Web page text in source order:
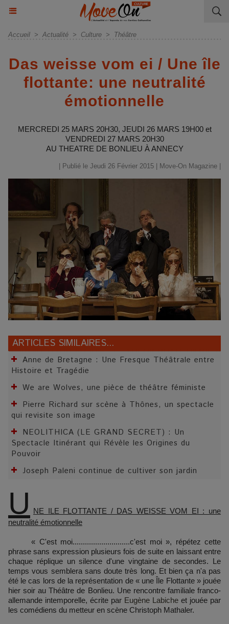
Accueil > Actualité > Culture > Théâtre
Das weisse vom ei / Une île
flottante: une neutralité
émotionnelle
MERCREDI 25 MARS 20H30, JEUDI 26 MARS 19H00 et
VENDREDI 27 MARS 20H30
AU THEATRE DE BONLIEU À ANNECY
| Publié le Jeudi 26 Février 2015 | Move-On Magazine
ARTICLES SIMILAIRES...
Anne de Bretagne : Une Fresque Théâtrale entre
Histoire et Tragédie
We are Wolves, une pièce de théâtre féministe
Pierre Richard sur scène à Thônes, un spectacle
qui revisite son image
NEOLITHICA (LE GRAND SECRET) : Un
Spectacle Itinérant qui Révèle les Origines du
Pouvoir
Joseph Paleni continue de cultiver son jardin
U NE ILE FLOTTANTE / DAS WEISSE VOM EI : une
neutralité émotionnelle
« C'est moi............................c'est moi », répétez cette
phrase sans expression plusieurs fois de suite en laissant entre
chaque réplique un silence d'une vingtaine de secondes. Le
temps vous semblera sans doute très long. Et bien ça n'a pas
été le cas lors de la représentation de « une Île Flottante » jouée
hier soir au Théâtre de Bonlieu. Une rencontre familiale franco-
allemande intemporelle, écrite par Eugène Labiche et jouée par
les comédiens du metteur en scène Christoph Mathaler.